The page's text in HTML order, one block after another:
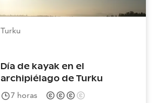
Turku
Día de kayak en el
archipiélago de Turku
7 horas